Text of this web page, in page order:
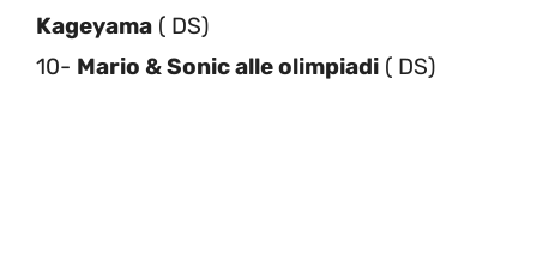
Kageyama ( DS)
10- Mario & Sonic alle olimpiadi ( DS)